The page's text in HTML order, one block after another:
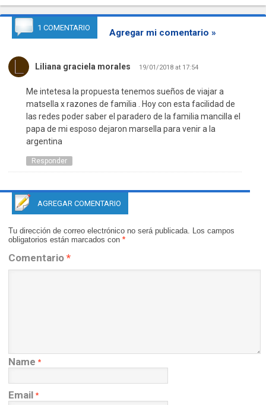
1 COMENTARIO Agregar mi comentario »
Liliana graciela morales 19/01/2018 at 17:54
Me intetesa la propuesta tenemos sueños de viajar a
matsella x razones de familia . Hoy con esta facilidad de
las redes poder saber el paradero de la familia mancilla el
papa de mi esposo dejaron marsella para venir a la
argentina
Responder
AGREGAR COMENTARIO
Tu dirección de correo electrónico no será publicada.
Los campos
obligatorios están marcados con *
Comentario *
Name *
Email *